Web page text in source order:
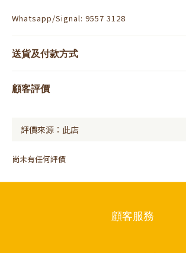
Whatsapp/Signal: 9557 3128
送貨及付款方式
顧客評價
尚未有任何評價
顧客服務